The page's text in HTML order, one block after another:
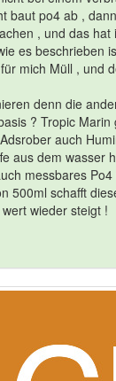
baut po4 ab ,
, und das
es beschrieben
mich Müll , und
denn die
? Tropic
auch
aus dem wasser
messbares
500ml schafft
wieder steigt !